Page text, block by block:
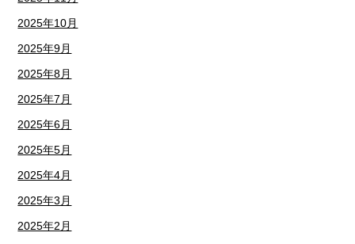
2025年10月
2025年9月
2025年8月
2025年7月
2025年6月
2025年5月
2025年4月
2025年3月
2025年2月